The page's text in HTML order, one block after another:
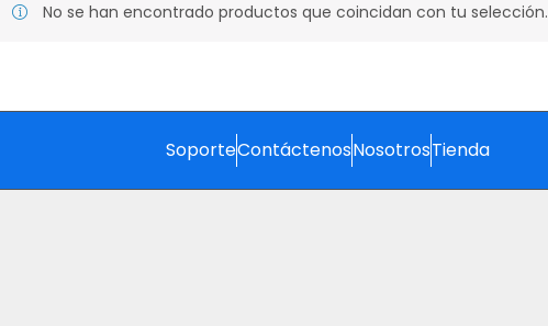
No se han encontrado productos que coincidan con tu selección.
SoporteContáctenosNosotrosTienda